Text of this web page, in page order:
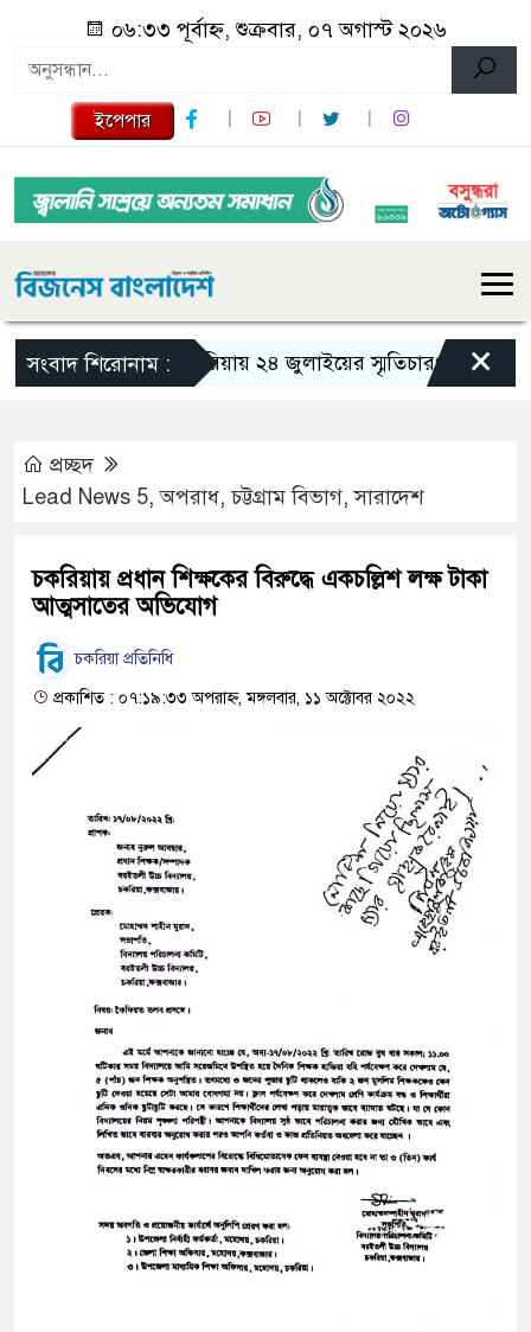
০৬:৩৩ পূর্বাহ্ন, শুক্রবার, ০৭ অগাস্ট ২০২৬
ইপেপার
সংবাদ শিরোনাম :গজারিয়ায় ২৪ জুলাইয়ের স্মৃতিচারণ: গুমের ভয়াবহ
×
প্রচ্ছদ
Lead News 5,অপরাধ,চট্টগ্রাম বিভাগ,সারাদেশ
চকরিয়ায় প্রধান শিক্ষকের বিরুদ্ধে একচল্লিশ লক্ষ টাকা
আত্মসাতের অভিযোগ
চকরিয়া প্রতিনিধি
প্রকাশিত : ০৭:১৯:৩৩ অপরাহ্ন, মঙ্গলবার, ১১ অক্টোবর ২০২২